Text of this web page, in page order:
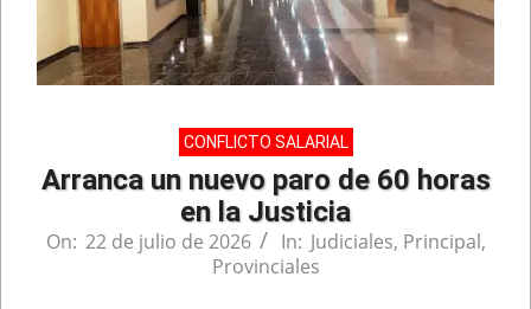
CONFLICTO SALARIAL
Arranca un nuevo paro de 60 horas
en la Justicia
On: 22 de julio de 2026 In: Judiciales, Principal,
Provinciales